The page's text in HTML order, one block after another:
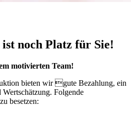
noch Platz für Sie!
motivierten Team!
bieten wir gute Bezahlung, ein
Folgende
besetzen: